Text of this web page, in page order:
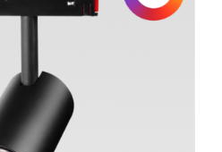
ᲓᲔᲢᲐᲚᲔᲑᲘ